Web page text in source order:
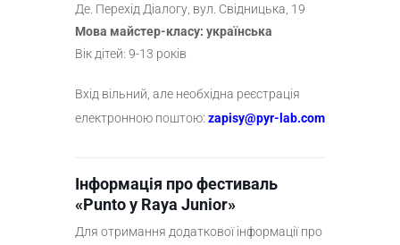
Де. Перехід Діалогу, вул. Свідницька, 19
Мова майстер-класу: українська
Вік дітей: 9-13 років
Вхід вільний, але необхідна реєстрація
електронною поштою:zapisy@pyr-lab.com
Інформація про фестиваль
«Punto y Raya Junior»
Для отримання додаткової інформації про